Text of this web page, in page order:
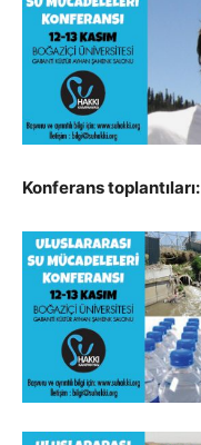
Konferans toplantıları: